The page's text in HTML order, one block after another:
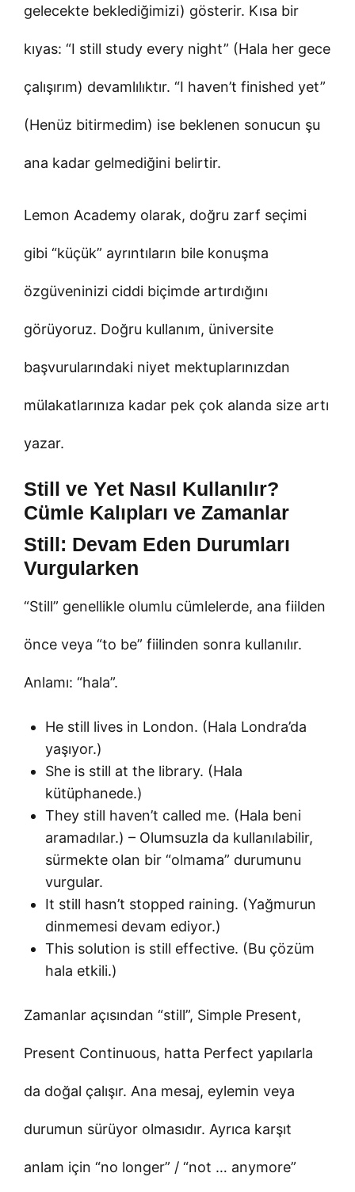
gelecekte beklediğimizi) gösterir. Kısa bir
kıyas: “I still study every night” (Hala her gece
çalışırım) devamlılıktır. “I haven’t finished yet”
(Henüz bitirmedim) ise beklenen sonucun şu
ana kadar gelmediğini belirtir.
Lemon Academy olarak, doğru zarf seçimi
gibi “küçük” ayrıntıların bile konuşma
özgüveninizi ciddi biçimde artırdığını
görüyoruz. Doğru kullanım, üniversite
başvurularındaki niyet mektuplarınızdan
mülakatlarınıza kadar pek çok alanda size artı
yazar.
Still ve Yet Nasıl Kullanılır?
Cümle Kalıpları ve Zamanlar
Still: Devam Eden Durumları
Vurgularken
“Still” genellikle olumlu cümlelerde, ana fiilden
önce veya “to be” fiilinden sonra kullanılır.
Anlamı: “hala”.
He still lives in London. (Hala Londra’da
yaşıyor.)
She is still at the library. (Hala
kütüphanede.)
They still haven’t called me. (Hala beni
aramadılar.) – Olumsuzla da kullanılabilir,
sürmekte olan bir “olmama” durumunu
vurgular.
It still hasn’t stopped raining. (Yağmurun
dinmemesi devam ediyor.)
This solution is still effective. (Bu çözüm
hala etkili.)
Zamanlar açısından “still”, Simple Present,
Present Continuous, hatta Perfect yapılarla
da doğal çalışır. Ana mesaj, eylemin veya
durumun sürüyor olmasıdır. Ayrıca karşıt
anlam için “no longer” / “not … anymore”